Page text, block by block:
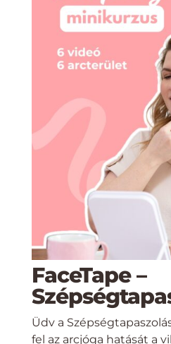
FaceTape –
Üdv a
fel az arcjóga hatását a